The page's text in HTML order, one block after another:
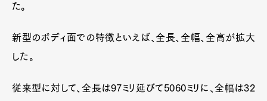
た。
新型のボディ面での特徴といえば、全長、全幅、全高が拡大
した。
従来型に対して、全長は97ミリ延びて5060ミリに、全幅は32